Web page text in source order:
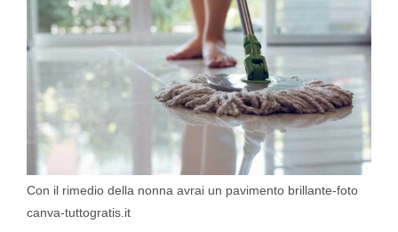
Con il rimedio della nonna avrai un pavimento brillante-foto
canva-tuttogratis.it